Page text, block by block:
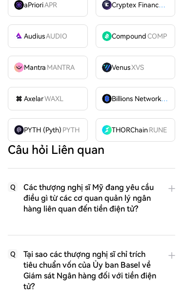
aPrioriAPR Cryptex FinanceCTX
AudiusAUDIO CompoundCOMP
Mantra MANTRA VenusXVS
AxelarWAXL Billions Network
BILL
PYTH (Pyth) PYTH THORChain RUNE
Câu hỏi Liên quan
Q
Các thượng nghị sĩ Mỹ đang yêu cầu
điều gì từ các cơ quan quản lý ngân
hàng liên quan đến tiền điện tử?
Q
Tại sao các thượng nghị sĩ chỉ trích
tiêu chuẩn vốn của Ủy ban Basel về
Giám sát Ngân hàng đối với tiền điện
tử?